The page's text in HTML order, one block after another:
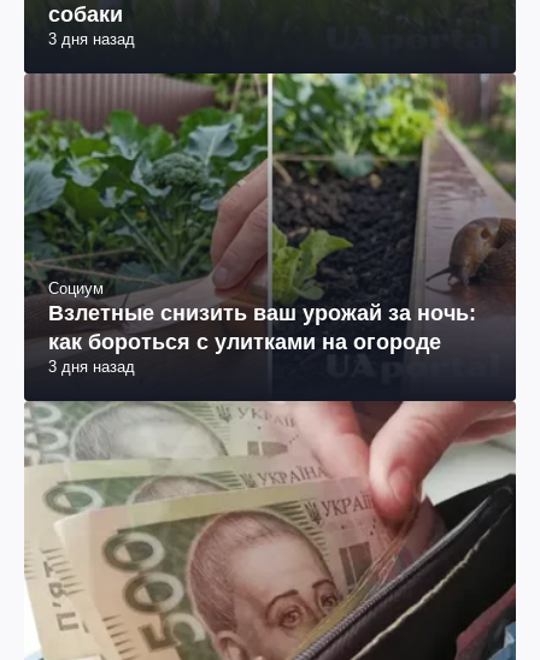
собаки
3 дня назад
Социум
Взлетные снизить ваш урожай за ночь:
как бороться с улитками на огороде
3 дня назад